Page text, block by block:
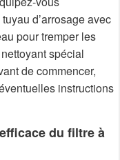
d’arrosage avec
pour tremper les
spécial
de commencer,
instructions
du filtre à